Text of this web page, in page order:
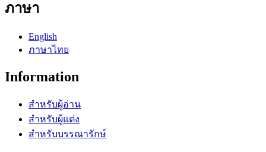
ภาษา
English
ภาษาไทย
Information
สำหรับผู้อ่าน
สำหรับผู้แต่ง
สำหรับบรรณารักษ์